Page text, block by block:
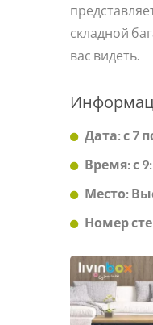
складной
вас видеть.
Дата: с 7
Время: с
Место:
Номер